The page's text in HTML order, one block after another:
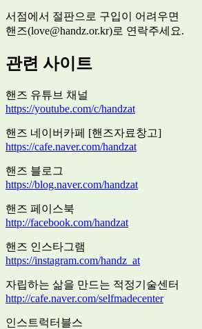
서점에서 절판으로 구입이 어려우면
핸즈(love@handz.or.kr)로 연락주세요.
관련 사이트
핸즈 유튜브 채널
https://youtube.com/c/handzat
핸즈 네이버카페 [핸즈자료창고]
https://cafe.naver.com/handzat
핸즈 블로그
https://blog.naver.com/handzat
핸즈 페이스북
http://facebook.com/handzat
핸즈 인스타그램
https://instagram.com/handz_at
자립하는 삶을 만드는 적정기술센터
http://cafe.naver.com/selfmadecenter
인스트럭터블스